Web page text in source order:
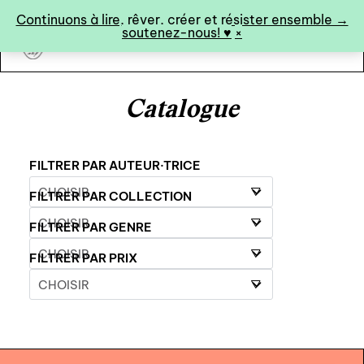
Continuons à lire, rêver, créer et résister ensemble →
soutenez-nous! ♥︎ ×
art&fiction
catalogue ↓
à paraître
éditions de tête
Catalogue
FILTRER PAR AUTEUR·TRICE
FILTRER PAR COLLECTION
FILTRER PAR GENRE
FILTRER PAR PRIX